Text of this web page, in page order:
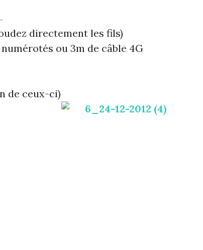
–
directement les fils)
ou 3m de câble 4G
de ceux-ci)